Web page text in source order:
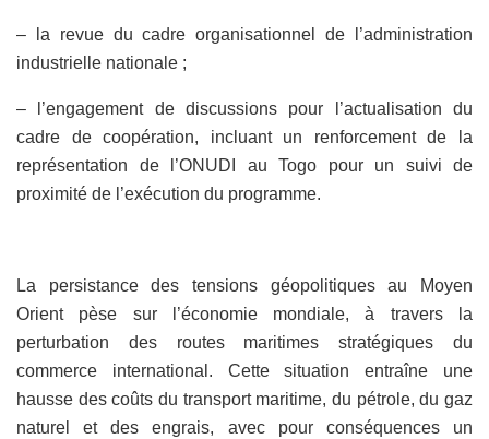
– la revue du cadre organisationnel de l’administration
industrielle nationale ;
– l’engagement de discussions pour l’actualisation du
cadre de coopération, incluant un renforcement de la
représentation de l’ONUDI au Togo pour un suivi de
proximité de l’exécution du programme.
La persistance des tensions géopolitiques au Moyen
Orient pèse sur l’économie mondiale, à travers la
perturbation des routes maritimes stratégiques du
commerce international. Cette situation entraîne une
hausse des coûts du transport maritime, du pétrole, du gaz
naturel et des engrais, avec pour conséquences un